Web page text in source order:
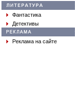
Фантастика
Детективы
Реклама на сайте